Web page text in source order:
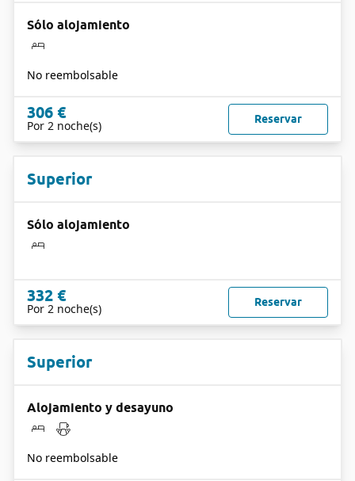
Sólo alojamiento
No reembolsable
306 €
Por 2 noche(s) Reservar
Superior
Sólo alojamiento
332 €
Por 2 noche(s) Reservar
Superior
Alojamiento y desayuno
No reembolsable